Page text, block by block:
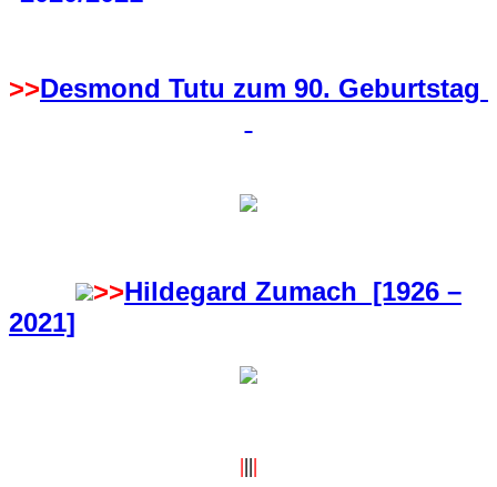
>>Desmond Tutu zum 90. Geburtstag
>>Hildegard Zumach [1926 –
2021]
||||